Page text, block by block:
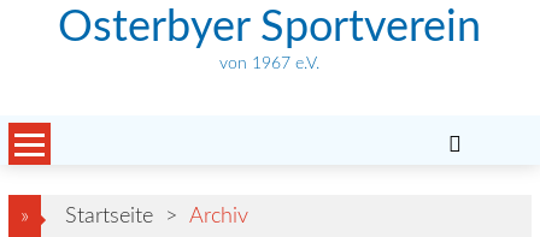
Osterbyer Sportverein
von 1967 e.V.
» Startseite > Archiv